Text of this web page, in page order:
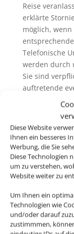
Diese Website
Ihnen ein besseres
Werbung, die Sie
Diese Technologien
um zu verstehen,
Website weiter zu
Um Ihnen ein
Technologien wie
und/oder darauf
zustimmmen,
Reise
erklärte
möglich,
Telefonische
werden durch
Sie sind
auftretende
unverzüglich
6.3. Wir
Rücktritt /
wir
erheben,
darüber.
Rücktritt / die
von nicht im
gebuchten
Buchung“).